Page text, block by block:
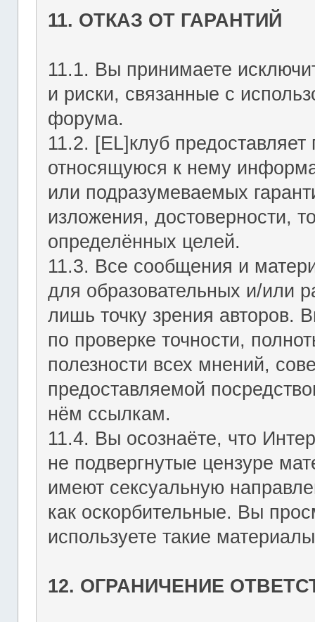
11. ОТКАЗ ОТ ГАРАНТИЙ
11.1. Вы принимаете
и риски, связанные с
форума.
11.2. [EL]клуб
относящуюся к нему
или подразумеваемых
изложения, достоверности,
определённых целей.
11.3. Все сообщения и
для образовательных и/или
лишь точку зрения авторов.
по проверке точности,
полезности всех мнений,
предоставляемой
нём ссылкам.
11.4. Вы осознаёте, что
не подвергнутые цензуре
имеют сексуальную
как оскорбительные. Вы
используете такие
12. ОГРАНИЧЕНИЕ